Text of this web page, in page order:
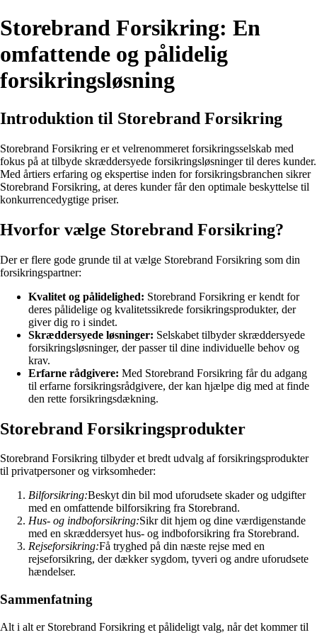
Storebrand Forsikring: En
omfattende og pålidelig
forsikringsløsning
Introduktion til Storebrand Forsikring
Storebrand Forsikring er et velrenommeret forsikringsselskab med
fokus på at tilbyde skræddersyede forsikringsløsninger til deres kunder.
Med årtiers erfaring og ekspertise inden for forsikringsbranchen sikrer
Storebrand Forsikring, at deres kunder får den optimale beskyttelse til
konkurrencedygtige priser.
Hvorfor vælge Storebrand Forsikring?
Der er flere gode grunde til at vælge Storebrand Forsikring som din
forsikringspartner:
Kvalitet og pålidelighed: Storebrand Forsikring er kendt for
deres pålidelige og kvalitetssikrede forsikringsprodukter, der
giver dig ro i sindet.
Skræddersyede løsninger: Selskabet tilbyder skræddersyede
forsikringsløsninger, der passer til dine individuelle behov og
krav.
Erfarne rådgivere: Med Storebrand Forsikring får du adgang
til erfarne forsikringsrådgivere, der kan hjælpe dig med at finde
den rette forsikringsdækning.
Storebrand Forsikringsprodukter
Storebrand Forsikring tilbyder et bredt udvalg af forsikringsprodukter
til privatpersoner og virksomheder:
Bilforsikring:Beskyt din bil mod uforudsete skader og udgifter
med en omfattende bilforsikring fra Storebrand.
Hus- og indboforsikring:Sikr dit hjem og dine værdigenstande
med en skræddersyet hus- og indboforsikring fra Storebrand.
Rejseforsikring:Få tryghed på din næste rejse med en
rejseforsikring, der dækker sygdom, tyveri og andre uforudsete
hændelser.
Sammenfatning
Alt i alt er Storebrand Forsikring et pålideligt valg, når det kommer til